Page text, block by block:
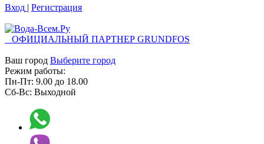
Вход | Регистрация
ОФИЦИАЛЬНЫЙ ПАРТНЕР GRUNDFOS
Ваш город Выберите город
Режим работы:
Пн-Пт: 9.00 до 18.00
Сб-Вс: Выходной